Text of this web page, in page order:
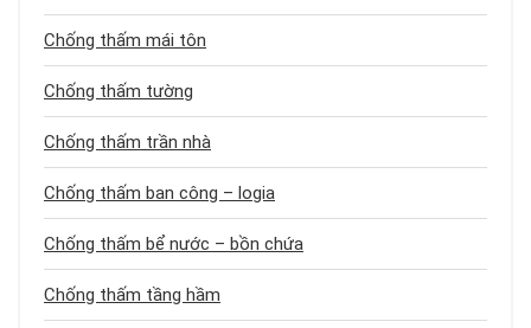
Chống thấm mái tôn
Chống thấm tường
Chống thấm trần nhà
Chống thấm ban công – logia
Chống thấm bể nước – bồn chứa
Chống thấm tầng hầm